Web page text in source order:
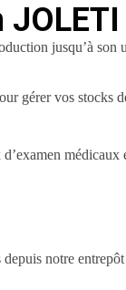
JOLETI
jusqu’à son
gérer vos stocks
médicaux
notre